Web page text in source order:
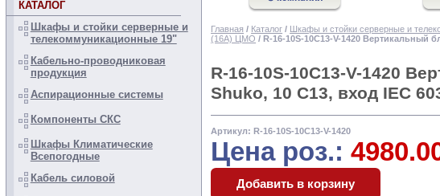
КАТАЛОГ
Шкафы и стойки серверные и
телекоммуникационные 19"
Кабельно-проводниковая
продукция
Аспирационные системы
Компоненты СКС
Шкафы Климатические
Всепогодные
Кабель силовой
Главная / Каталог / Шкафы и стойки серверные и
(16А) ЦМО / R-16-10S-10C13-V-1420 Вертикальный
R-16-10S-10C13-V-1420
Shuko, 10 C13, вход IEC
Артикул: R-16-10S-10C13-V-1420
Цена роз.: